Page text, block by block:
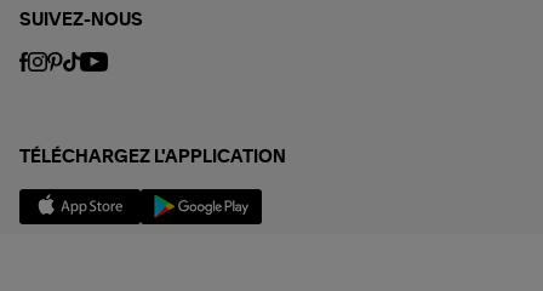
SUIVEZ-NOUS
TÉLÉCHARGEZ L'APPLICATION